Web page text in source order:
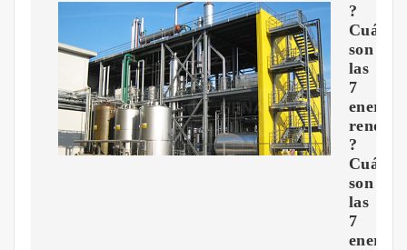
?
Cuáles
son
las
7
?
Cuáles
son
las
7